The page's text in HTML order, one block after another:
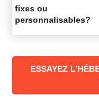
fixes ou
personnalisables?
‌‌ESSAYEZ